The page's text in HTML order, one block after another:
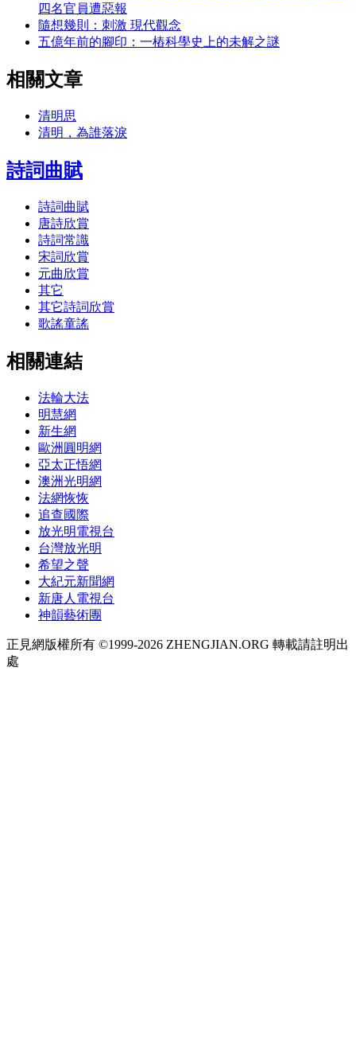
四名官員遭惡報
隨想幾則：刺激 現代觀念
五億年前的腳印：一樁科學史上的未解之謎
相關文章
清明思
清明，為誰落淚
詩詞曲賦
詩詞曲賦
唐詩欣賞
詩詞常識
宋詞欣賞
元曲欣賞
其它
其它詩詞欣賞
歌謠童謠
相關連結
法輪大法
明慧網
新生網
歐洲圓明網
亞太正悟網
澳洲光明網
法網恢恢
追查國際
放光明電視台
台灣放光明
希望之聲
大紀元新聞網
新唐人電視台
神韻藝術團
正見網版權所有 ©1999-2026 ZHENGJIAN.ORG 轉載請註明出
處